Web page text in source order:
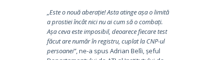
„Este o nouă aberație! Asta atinge așa o limită
a prostiei încât nici nu ai cum să o combați.
Așa ceva este imposibil, deoarece fiecare test
făcut are număr în registru, cuplat la CNP-ul
persoanei”, ne-a spus Adrian Belîi, șeful